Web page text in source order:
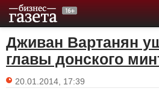
Дживан Вартанян
главы донского
20.01.2014, 17:39